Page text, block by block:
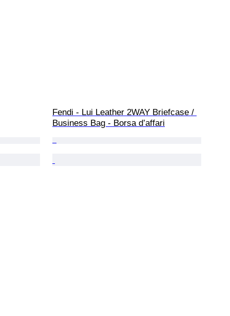
Fendi - Lui Leather 2WAY Briefcase /
Business Bag - Borsa d’affari